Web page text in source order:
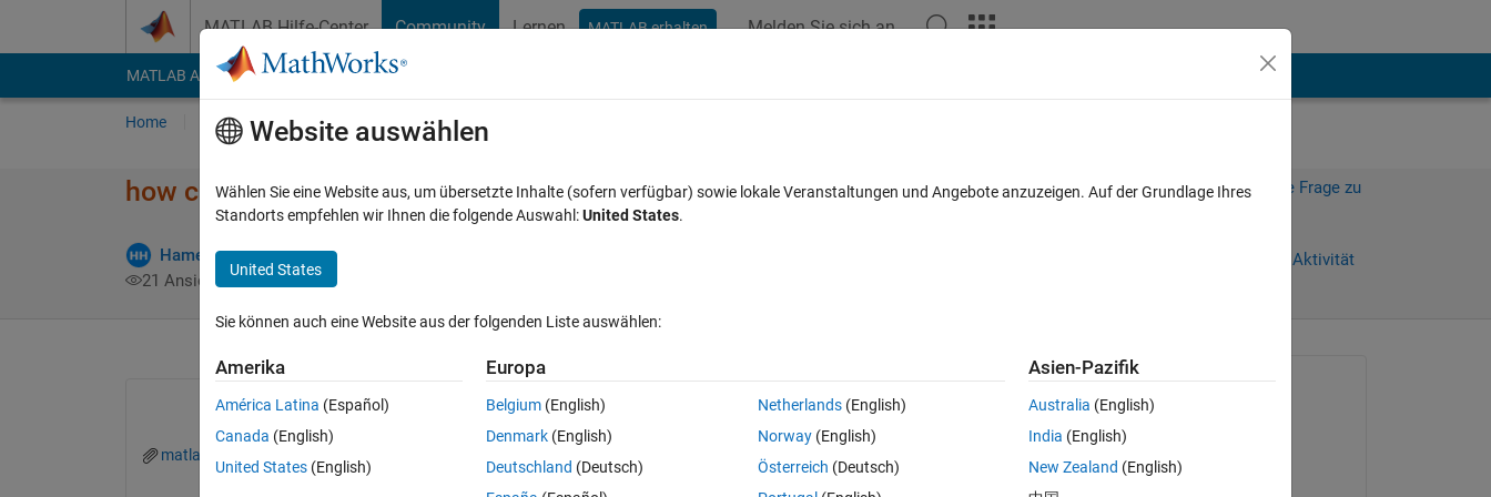
MATLAB Hilfe-Center Community Lernen MATLAB erhalten Melden Sie sich an
MATLAB Answers File Exchange Cody
Home Fragen Antworten Durchsuchen
how can I find a specific data in time table in matlab?
Hamed Hedayatnia 17 Okt. 2019
21 Ansichten (30 Tage)
Melden Sie sich an, um diese Frage zu
Anmelden, um Aktivität
Ältere Kommentare anzeigen
0 Stimmen
matlab.mat
Hamed Hedayatnia
am 17 Okt. 2019
Website auswählen
Wählen Sie eine Website aus, um übersetzte Inhalte (sofern verfügbar) sowie lokale Veranstaltungen und Angebote anzuzeigen. Auf der Grundlage Ihres
Standorts empfehlen wir Ihnen die folgende Auswahl:United States.
United States
Sie können auch eine Website aus der folgenden Liste auswählen:
Amerika
América Latina (Español)
Canada (English)
United States (English)
Europa
Belgium (English)
Denmark (English)
Deutschland (Deutsch)
Netherlands(English)
Norway(English)
Österreich (Deutsch)
Asien-Pazifik
Australia (English)
India (English)
New Zealand (English)